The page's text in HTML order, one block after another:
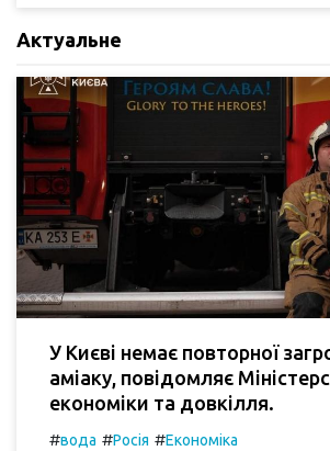
Актуальне
У Києві немає повторної
аміаку, повідомляє
економіки та довкілля.
#вода #Росія #Економіка